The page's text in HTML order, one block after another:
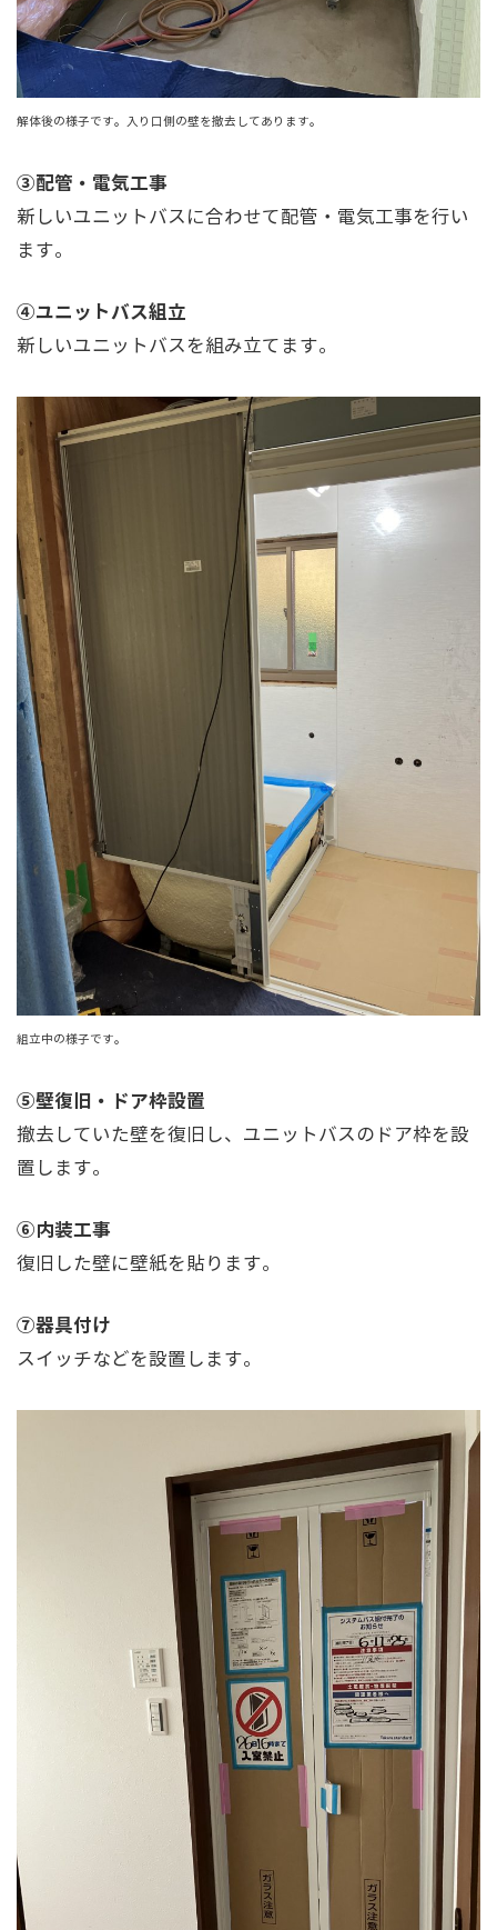
解体後の様子です。入り口側の壁を撤去してあります。
③配管・電気工事
新しいユニットバスに合わせて配管・電気工事を行い
ます。
④ユニットバス組立
新しいユニットバスを組み立てます。
組立中の様子です。
⑤壁復旧・ドア枠設置
撤去していた壁を復旧し、ユニットバスのドア枠を設
置します。
⑥内装工事
復旧した壁に壁紙を貼ります。
⑦器具付け
スイッチなどを設置します。